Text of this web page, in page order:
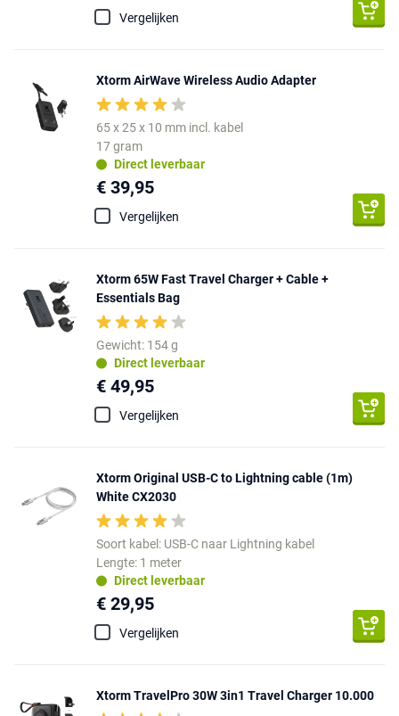
Vergelijken
Xtorm AirWave Wireless Audio Adapter
65 x 25 x 10 mm incl. kabel
17 gram
Direct leverbaar
€ 39,95
Vergelijken
Xtorm 65W Fast Travel Charger + Cable +
Essentials Bag
Gewicht: 154 g
Direct leverbaar
€ 49,95
Vergelijken
Xtorm Original USB-C to Lightning cable (1m)
White CX2030
Soort kabel: USB-C naar Lightning kabel
Lengte: 1 meter
Direct leverbaar
€ 29,95
Vergelijken
Xtorm TravelPro 30W 3in1 Travel Charger 10.000